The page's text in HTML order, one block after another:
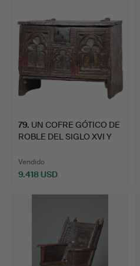
79. UN COFRE GÓTICO DE
ROBLE DEL SIGLO XVI Y
Vendido
9.418 USD